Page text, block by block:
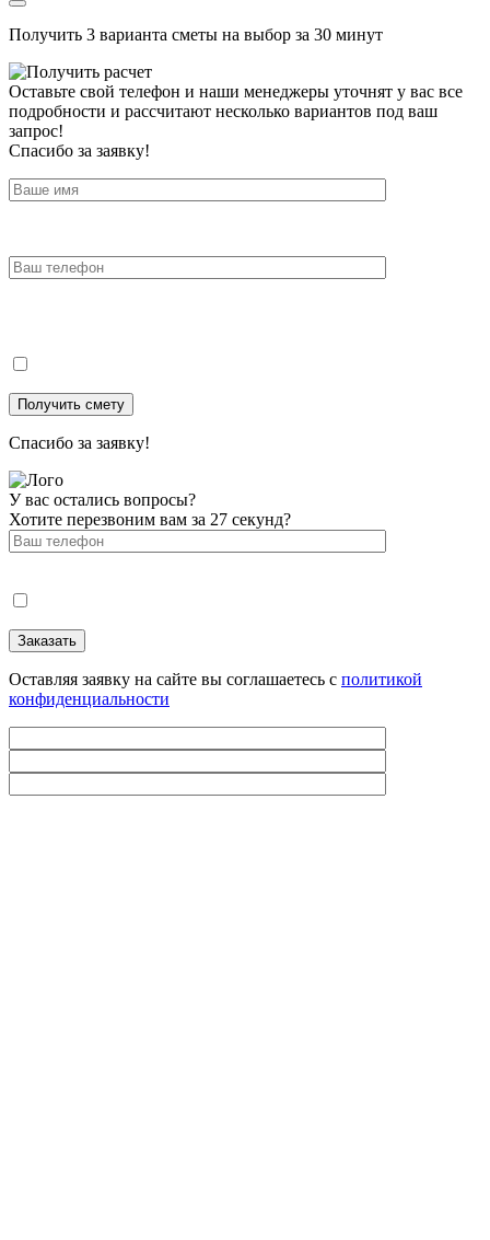
Получить 3 варианта сметы на выбор за 30 минут
Оставьте свой телефон и наши менеджеры уточнят у вас все
подробности и рассчитают несколько вариантов под ваш
запрос!
Спасибо за заявку!
Спасибо за заявку!
У вас остались вопросы?
Хотите перезвоним вам за 27 секунд?
Оставляя заявку на сайте вы соглашаетесь с политикой
конфиденциальности